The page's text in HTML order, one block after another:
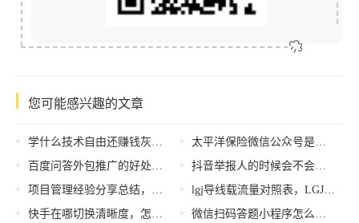
您可能感兴趣的文章
学什么技术自由还赚钱灰色，学什么技术挣钱多自由？
百度问答外包推广的好处（二）
项目管理经验分享总结，项目管理经验分享总结ppt？
快手在哪切换清晰度，怎样切换快手清晰度？
太平洋保险微信公众号是多少（太平洋保险微信公众号绑定）
抖音举报人的时候会不会被对方发现直播，抖音举报人的时候会不会被对方发现直播视频？
lgj导线载流量对照表，LGJ导线载流量对照表？
微信扫码答题小程序怎么做，微信扫码答题小程序怎么做的？